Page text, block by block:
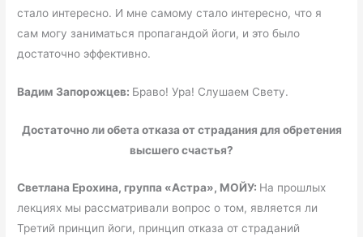
стало интересно. И мне самому стало интересно, что я
сам могу заниматься пропагандой йоги, и это было
достаточно эффективно.
Вадим Запорожцев: Браво! Ура! Слушаем Свету.
Достаточно ли обета отказа от страдания для обретения
высшего счастья?
Светлана Ерохина, группа «Астра», МОЙУ: На прошлых
лекциях мы рассматривали вопрос о том, является ли
Третий принцип йоги, принцип отказа от страданий